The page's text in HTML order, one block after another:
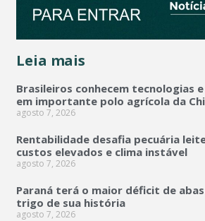
Leia mais
Brasileiros conhecem tecnologias
em importante polo agrícola da
agosto 7, 2026
Rentabilidade desafia pecuária
custos elevados e clima instável
agosto 7, 2026
Paraná terá o maior déficit de
trigo de sua história
agosto 7, 2026